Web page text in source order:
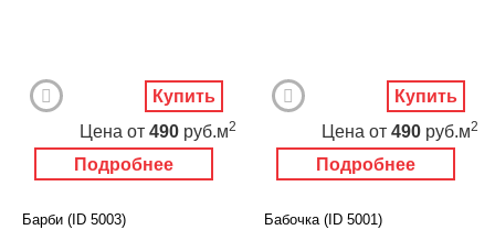
Подробнее
Цена от 490 руб.м2
Купить
Подробнее
Цена от 490 руб.м2
Купить
Барби (ID 5003) Бабочка (ID 5001)